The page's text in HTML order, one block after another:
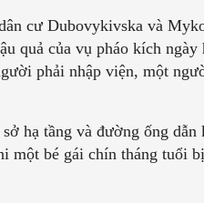
cư Dubovykivska và
quả của vụ pháo kích
phải nhập viện, một
hạ tầng và đường ống
bé gái chín tháng tuổi